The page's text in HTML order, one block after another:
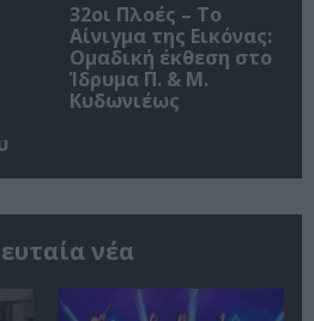
32οι Πλοές – Το
Αίνιγμα της Εικόνας:
Ομαδική έκθεση στο
Ίδρυμα Π. & Μ.
Κυδωνιέως
νέα